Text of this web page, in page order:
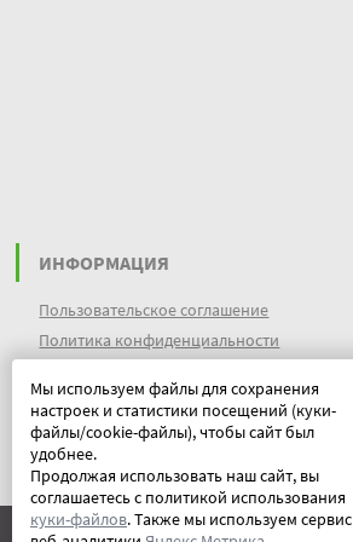
Мы используем файлы для сохранения
настроек и статистики посещений (куки-
файлы/cookie-файлы), чтобы сайт был
удобнее.
Продолжая использовать наш сайт, вы
соглашаетесь с политикой использования
куки-файлов. Также мы используем сервис
ИНФОРМАЦИЯ
Пользовательское соглашение
Политика конфиденциальности
куки (cookies)
Документы